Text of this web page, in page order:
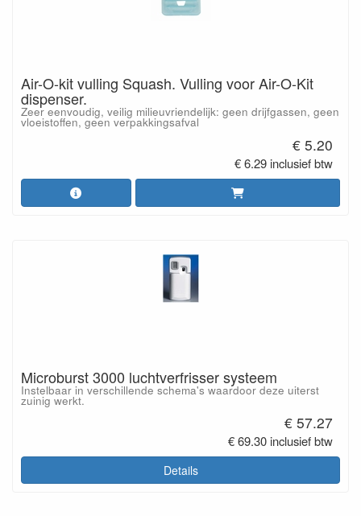
Air-O-kit vulling Squash. Vulling voor Air-O-Kit
dispenser.
Zeer eenvoudig, veilig milieuvriendelijk: geen drijfgassen, geen
vloeistoffen, geen verpakkingsafval
€ 5.20
€ 6.29 inclusief btw
Microburst 3000 luchtverfrisser systeem
Instelbaar in verschillende schema's waardoor deze uiterst
zuinig werkt.
€ 57.27
€ 69.30 inclusief btw
Details